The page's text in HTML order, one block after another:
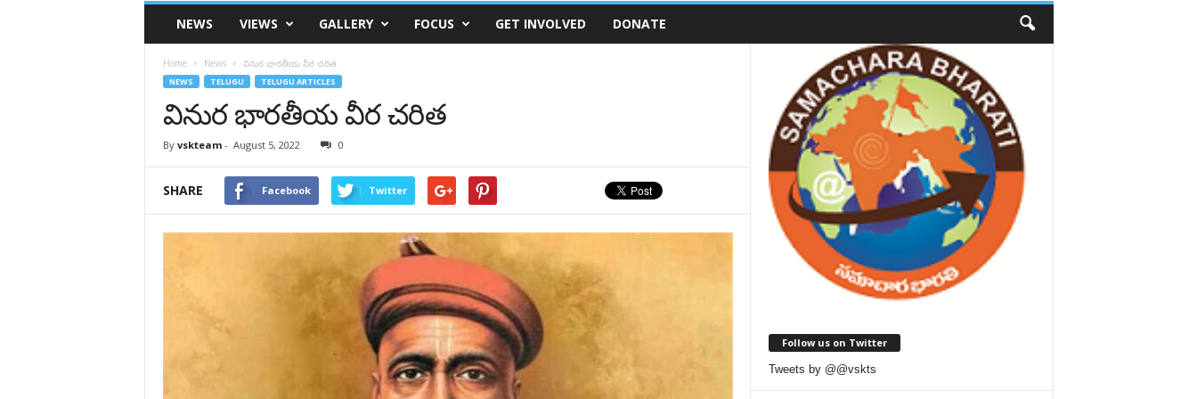
VSK
TelanganaNEWS VIEWS GALLERY FOCUS GET INVOLVED DONATE
Home News వినుర భారతీయ వీర చరిత
NEWS TELUGU TELUGU ARTICLES
వినుర భారతీయ వీర చరిత
By vskteam- August 5, 2022 0
SHARE Facebook Twitter
Follow us on Twitter
Tweets by @@vskts